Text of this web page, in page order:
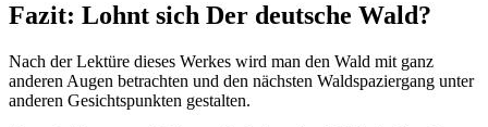
Fazit: Lohnt sich Der deutsche Wald?
Nach der Lektüre dieses Werkes wird man den Wald mit ganz
anderen Augen betrachten und den nächsten Waldspaziergang unter
anderen Gesichtspunkten gestalten.